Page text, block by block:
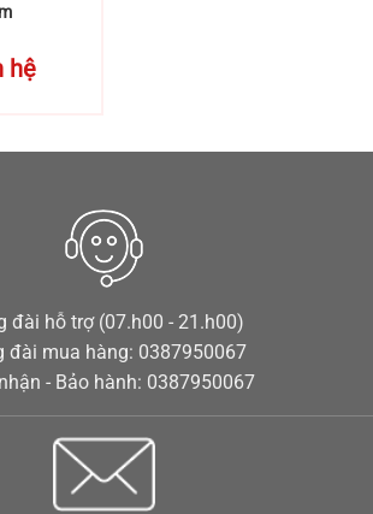
hệ
đài hỗ trợ (07.h00 - 21.h00)
đài mua hàng: 0387950067
- Bảo hành: 0387950067